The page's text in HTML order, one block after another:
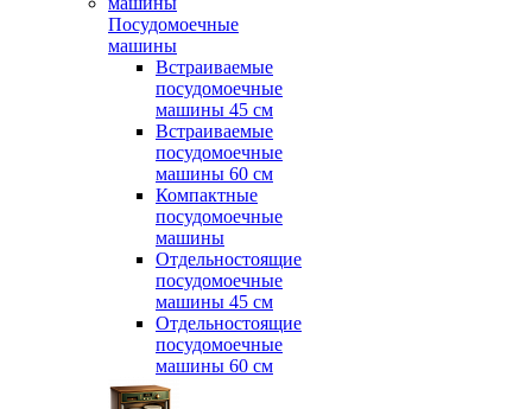
Посудомоечные
машины
Встраиваемые
посудомоечные
машины 45 см
Встраиваемые
посудомоечные
машины 60 см
Компактные
посудомоечные
машины
Отдельностоящие
посудомоечные
машины 45 см
Отдельностоящие
посудомоечные
машины 60 см